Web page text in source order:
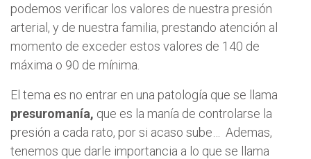
podemos verificar los valores de nuestra presión
arterial, y de nuestra familia, prestando atención al
momento de exceder estos valores de 140 de
máxima o 90 de mínima.
El tema es no entrar en una patología que se llama
presuromanía, que es la manía de controlarse la
presión a cada rato, por si acaso sube… Ademas,
tenemos que darle importancia a lo que se llama